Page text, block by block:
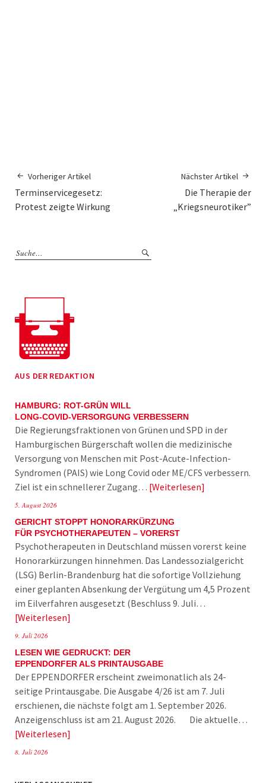
Vorheriger Artikel
Terminservicegesetz:
Protest zeigte Wirkung
Nächster Artikel
Die Therapie der
„Kriegsneurotiker”
AUS DER REDAKTION
HAMBURG: ROT-GRÜN WILL
LONG-COVID-VERSORGUNG VERBESSERN
Die Regierungsfraktionen von Grünen und SPD in der
Hamburgischen Bürgerschaft wollen die medizinische
Versorgung von Menschen mit Post-Acute-Infection-
Syndromen (PAIS) wie Long Covid oder ME/CFS verbessern.
Ziel ist ein schnellerer Zugang… Weiterlesen
5. August 2026
GERICHT STOPPT HONORARKÜRZUNG
FÜR PSYCHOTHERAPEUTEN – VORERST
Psychotherapeuten in Deutschland müssen vorerst keine
Honorarkürzungen hinnehmen. Das Landessozialgericht
(LSG) Berlin-Brandenburg hat die sofortige Vollziehung
einer geplanten Absenkung der Vergütung um 4,5 Prozent
im Eilverfahren ausgesetzt (Beschluss 9. Juli…
Weiterlesen
9. Juli 2026
LESEN WIE GEDRUCKT: DER
EPPENDORFER ALS PRINTAUSGABE
Der EPPENDORFER erscheint zweimonatlich als 24-
seitige Printausgabe. Die Ausgabe 4/26 ist am 7. Juli
erschienen, die nächste folgt am 1. September 2026.
Anzeigenschluss ist am 21. August 2026. Die aktuelle…
Weiterlesen
8. Juli 2026